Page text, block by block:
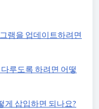
램을 업데이트하려면
루도록 하려면 어떻
게 삽입하면 되나요?